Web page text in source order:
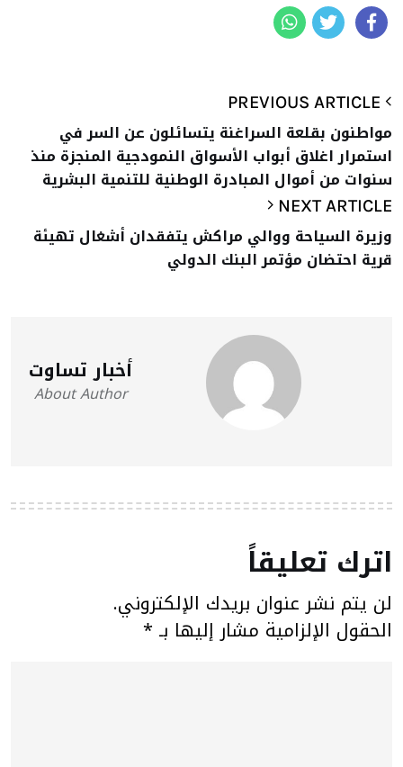
مواطنون بقلعة السراغنة يتسائلون عن السر في
استمرار اغلاق أبواب الأسواق النمودجية المنجزة منذ
سنوات من أموال المبادرة الوطنية للتنمية البشرية
NEXT ARTICLE
وزيرة السياحة ووالي مراكش يتفقدان أشغال تهيئة
قرية احتضان مؤتمر البنك الدولي
أخبار تساوت
About Author
اترك تعليقاً
لن يتم نشر عنوان بريدك الإلكتروني.
الحقول الإلزامية مشار إليها بـ *